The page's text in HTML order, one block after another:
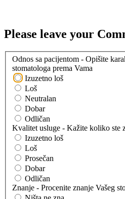
Please leave your
Odnos sa pacijentom - Opišite
stomatologa prema Vama
Izuzetno loš
Loš
Neutralan
Dobar
Odličan
Kvalitet usluge - Kažite koliko ste
Izuzetno loš
Loš
Prosečan
Dobar
Odličan
Znanje - Procenite znanje Vašeg